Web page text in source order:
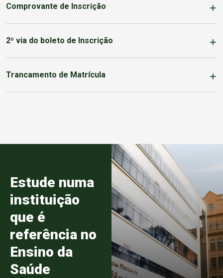
Comprovante de Inscrição
2º via do boleto de Inscrição
Trancamento de Matrícula
Estude numa
instituição
que é
referência no
Ensino da
Saúde